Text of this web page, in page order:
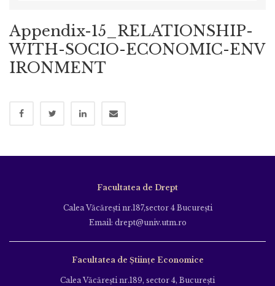
Appendix-15_RELATIONSHIP-
WITH-SOCIO-ECONOMIC-ENV
IRONMENT
Facultatea de Drept
Calea Văcăreşti nr.187,sector 4 Bucureşti
Email: drept@univ.utm.ro
Facultatea de Științe Economice
Calea Văcăreşti nr.189, sector 4, Bucureşti